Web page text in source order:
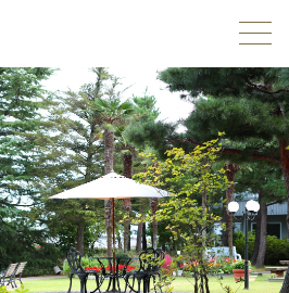
施設情報
企業情報
採用情報